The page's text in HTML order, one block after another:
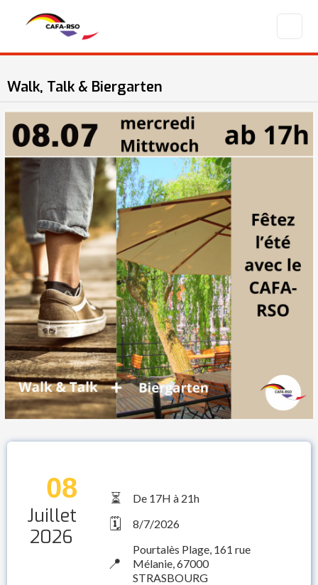
Walk, Talk & Biergarten
08
Juillet
2026
⏳ De 17H à 21h
🗓️ 8/7/2026
📍
Pourtalès Plage, 161 rue
Mélanie, 67000
STRASBOURG